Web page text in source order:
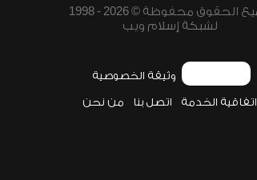
جميع الحقوق محفوظة © 2026 - 1998
لشبكة إسلام ويب
وثيقة الخصوصية
اتفاقية الخدمة اتصل بنا من نحن